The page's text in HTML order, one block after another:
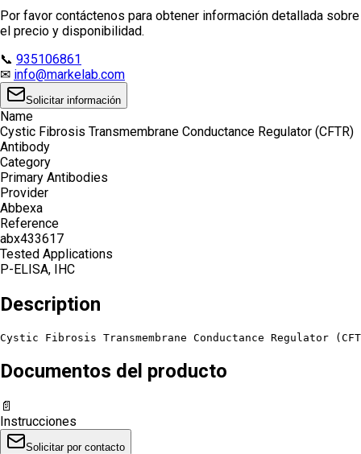
Por favor contáctenos para obtener información detallada sobre
el precio y disponibilidad.
📞 935106861
✉ info@markelab.com
Solicitar información
Name
Cystic Fibrosis Transmembrane Conductance Regulator (CFTR)
Antibody
Category
Primary Antibodies
Provider
Abbexa
Reference
abx433617
Tested Applications
P-ELISA, IHC
Description
Cystic Fibrosis Transmembrane Conductance Regulator
Documentos del producto
📄
Instrucciones
Solicitar por contacto